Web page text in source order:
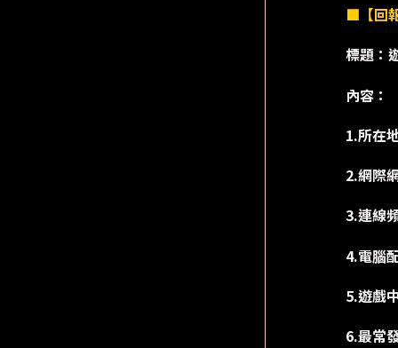
■【回
標題：
內容：
1.所在
2.網際
3.連線
4.電腦
5.遊戲
6.最常